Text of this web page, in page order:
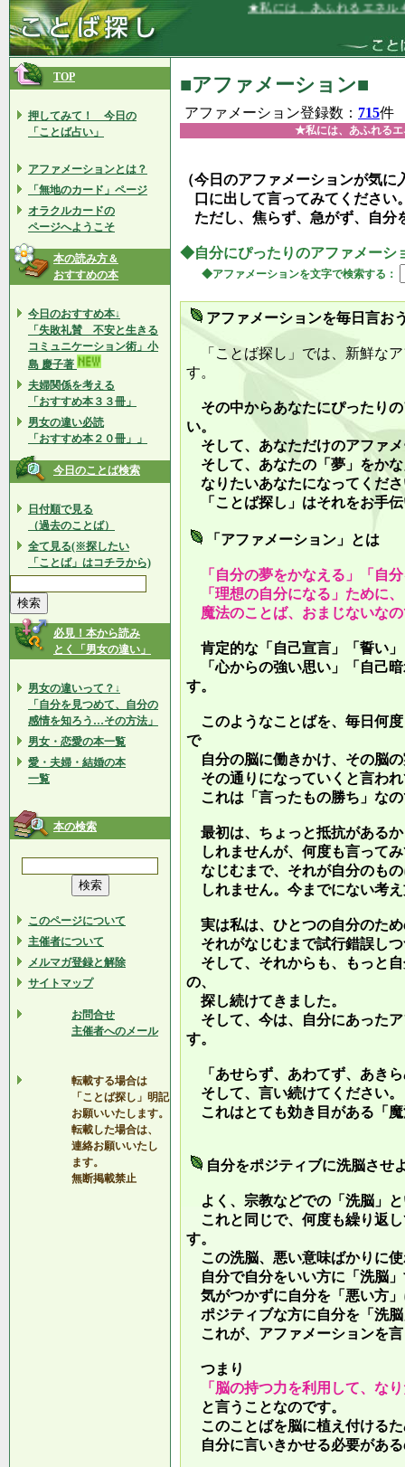
★私には、あふれるエネルギーと
TOP
押してみて！ 今日の
「ことば占い」
アファメーションとは？
「無地のカード」ページ
オラクルカードの
ページへようこそ
本の読み方＆
おすすめの本
今日のおすすめ本↓
「失敗礼賛 不安と生きる
コミュニケーション術」小
島 慶子著
夫婦関係を考える
「おすすめ本３３冊」
男女の違い必読
「おすすめ本２０冊」」
今日のことば検索
日付順で見る
（過去のことば）
全て見る(※探したい
「ことば」はコチラから)
必見！本から読み
とく「男女の違い」
男女の違いって？↓
「自分を見つめて、自分の
感情を知ろう…その方法」
男女・恋愛の本一覧
愛・夫婦・結婚の本
一覧
本の検索
このページについて
主催者について
メルマガ登録と解除
サイトマップ
お問合せ
主催者へのメール
転載する場合は
「ことば探し」明記
お願いいたします。
転載した場合は、
連絡お願いいたし
ます。
無断掲載禁止
■アファメーション■
アファメーション登録数： 715件
★私には、あふれる
（今日のアファメーションが気
口に出して言ってみてください
ただし、焦らず、急がず、自分
◆自分にぴったりのアファメーシ
◆アファメーションを文字で検索する：
アファメーションを毎日言お
「ことば探し」では、新鮮な
す。
その中からあなたにぴったり
い。
そして、あなただけのアファ
そして、あなたの「夢」をか
なりたいあなたになってくだ
「ことば探し」はそれをお手
「アファメーション」とは
「自分の夢をかなえる」「自
「理想の自分になる」ために
魔法のことば、おまじないな
肯定的な「自己宣言」「誓い
「心からの強い思い」「自己
す。
このようなことばを、毎日何
で
自分の脳に働きかけ、その脳
その通りになっていくと言わ
これは「言ったもの勝ち」な
最初は、ちょっと抵抗がある
しれませんが、何度も言って
なじむまで、それが自分のも
しれません。今までにない考
実は私は、ひとつの自分のた
それがなじむまで試行錯誤し
そして、それからも、もっと
の、
探し続けてきました。
そして、今は、自分にあった
す。
「あせらず、あわてず、あき
そして、言い続けてください。
これはとても効き目がある「
自分をポジティブに洗脳させ
よく、宗教などでの「洗脳」
これと同じで、何度も繰り返
す。
この洗脳、悪い意味ばかりに
自分で自分をいい方に「洗脳
気がつかずに自分を「悪い方
ポジティブな方に自分を「洗
これが、アファメーションを
つまり
「脳の持つ力を利用して、な
と言うことなのです。
このことばを脳に植え付ける
自分に言いきかせる必要があ